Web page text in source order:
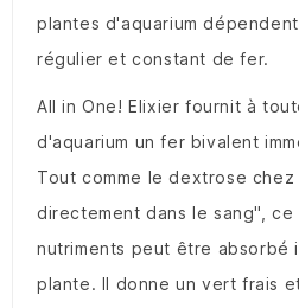
plantes d'aquarium
régulier et constant de fer.
All in One! Elixier fournit à
d'aquarium un fer bivalent
Tout comme le dextrose chez
directement dans le sang", ce
nutriments peut être absorbé
plante. Il donne un vert frais